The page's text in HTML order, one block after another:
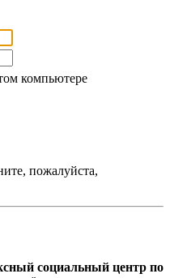
компьютере
пожалуйста,
социальный центр по